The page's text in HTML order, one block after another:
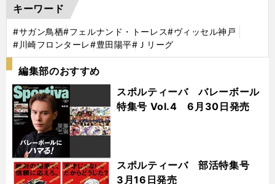
キーワード
#サガン鳥栖#フェルナンド・トーレス#ヴィッセル神戸
#川崎フロンターレ#豊田陽平#Ｊリーグ
編集部のおすすめ
スポルティーバ バレーボール
特集号 Vol.4 6月30日発売
スポルティーバ 部活特集号
3月16日発売